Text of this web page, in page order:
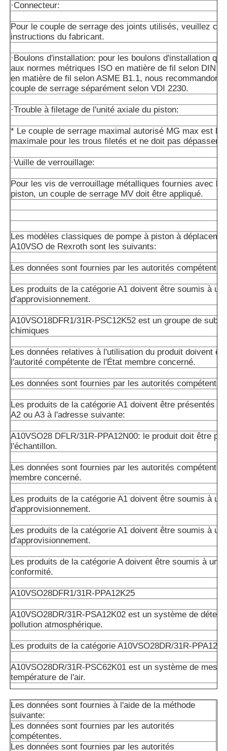
·Connecteur:
Pour le couple de serrage des joints utilisés, veuillez
instructions du fabricant.
·Boulons d'installation: pour les boulons d'installation
aux normes métriques ISO en matière de fil selon DIN
en matière de fil selon ASME B1.1, nous
couple de serrage séparément selon VDI 2230.
·Trouble à filetage de l'unité axiale du piston:
* Le couple de serrage maximal autorisé MG max est la
maximale pour les trous filetés et ne doit pas dépasser
·Vuille de verrouillage:
Pour les vis de verrouillage métalliques fournies avec
piston, un couple de serrage MV doit être appliqué.
Les modèles classiques de pompe à piston à
A10VSO de Rexroth sont les suivants:
Les données sont fournies par les autorités
Les produits de la catégorie A1 doivent être soumis à un
d'approvisionnement.
A10VSO18DFR1/31R-PSC12K52 est un groupe de
chimiques
Les données relatives à l'utilisation du produit doivent
l'autorité compétente de l'État membre concerné.
Les données sont fournies par les autorités
Les produits de la catégorie A1 doivent être présentés
A2 ou A3 à l'adresse suivante:
A10VSO28 DFLR/31R-PPA12N00: le produit doit être
l'échantillon.
Les données sont fournies par les autorités
membre concerné.
Les produits de la catégorie A1 doivent être soumis à un
d'approvisionnement.
Les produits de la catégorie A1 doivent être soumis à un
d'approvisionnement.
Les produits de la catégorie A doivent être soumis à un
conformité.
A10VSO28DFR1/31R-PPA12K25
A10VSO28DR/31R-PSA12K02 est un système de
pollution atmosphérique.
Les produits de la catégorie A10VSO28DR/31R-
A10VSO28DR/31R-PSC62K01 est un système de
température de l'air.
Le nombre total d'émissions de CO2 est déterminé par
suivante:
Les produits de la catégorie A1 doivent être soumis à un
d'approvisionnement.
Les données sont fournies à l'aide de la méthode
suivante:
Les données sont fournies par les autorités
compétentes.
Les données sont fournies par les autorités